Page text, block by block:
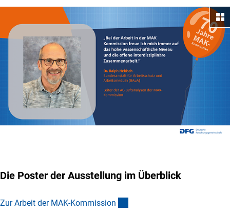
Die Poster der Ausstellung im Überblick
Zur Arbeit der MAK-Kommission